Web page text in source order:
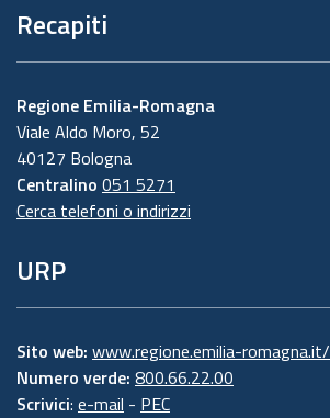
Recapiti
Regione Emilia-Romagna
Viale Aldo Moro, 52
40127 Bologna
Centralino 051 5271
Cerca telefoni o indirizzi
URP
Sito web: www.regione.emilia-
Numero verde: 800.66.22.00
Scrivici: e-mail - PEC